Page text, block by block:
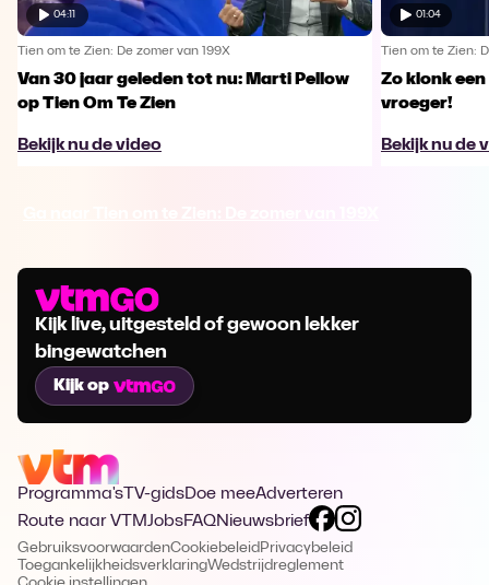
04:11
Tien om te Zien: De zomer van 199X
Van 30 jaar geleden tot nu: Marti Pellow
op Tien Om Te Zien
Bekijk nu de video
01:04
Tien om te Zien:
Zo klonk
vroeger!
Bekijk nu de
Kijk live, uitgesteld of gewoon lekker
bingewatchen
Kijk op
Programma's TV-gidsDoe meeAdverteren
Route naar VTMJobsFAQNieuwsbrief
GebruiksvoorwaardenCookiebeleid Privacybeleid
ToegankelijkheidsverklaringWedstrijdreglement